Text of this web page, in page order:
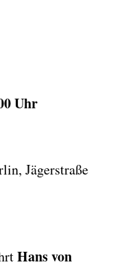
Uhr
Jägerstraße
Hans von